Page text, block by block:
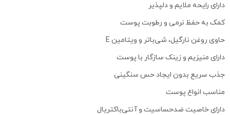
دارای رایحه ملایم و دلپذیر
کمک به حفظ نرمی و رطوبت پوست
حاوی روغن نارگیل، شی‌باتر و ویتامین E
دارای منیزیم و زینک سازگار با پوست
جذب سریع بدون ایجاد حس سنگینی
مناسب انواع پوست
دارای خاصیت ضدحساسیت و آنتی‌باکتریال